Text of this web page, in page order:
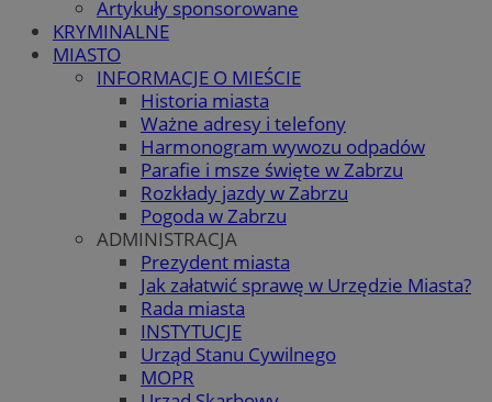
Artykuły sponsorowane
KRYMINALNE
MIASTO
INFORMACJE O MIEŚCIE
Historia miasta
Ważne adresy i telefony
Harmonogram wywozu odpadów
Parafie i msze święte w Zabrzu
Rozkłady jazdy w Zabrzu
Pogoda w Zabrzu
ADMINISTRACJA
Prezydent miasta
Jak załatwić sprawę w Urzędzie Miasta?
Rada miasta
INSTYTUCJE
Urząd Stanu Cywilnego
MOPR